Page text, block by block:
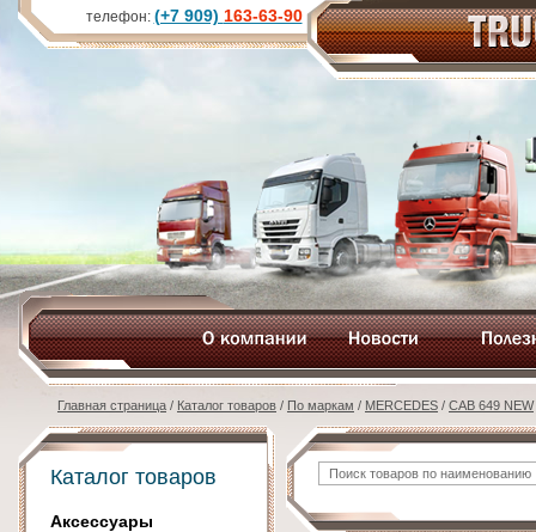
Главная страница / Каталог товаров / По маркам / MERCEDES / CAB 649 NEW
Каталог товаров
Аксессуары
телефон: (+7 909) 163-63-90